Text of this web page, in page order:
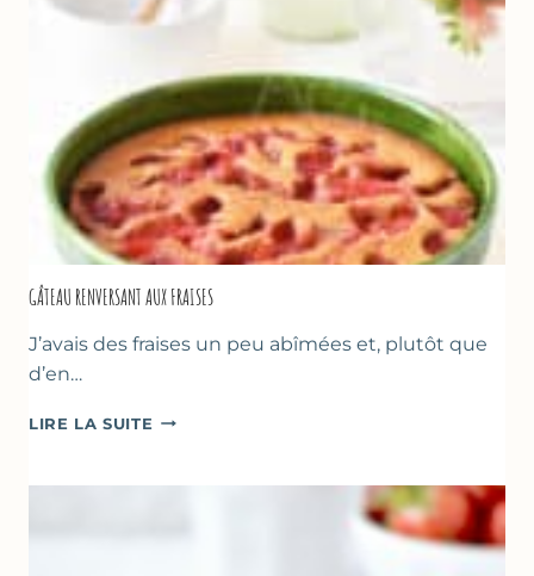
GÂTEAU RENVERSANT AUX FRAISES
J’avais des fraises un peu abîmées et, plutôt que
d’en…
LIRE LA SUITE GÂTEAU
FRAISES